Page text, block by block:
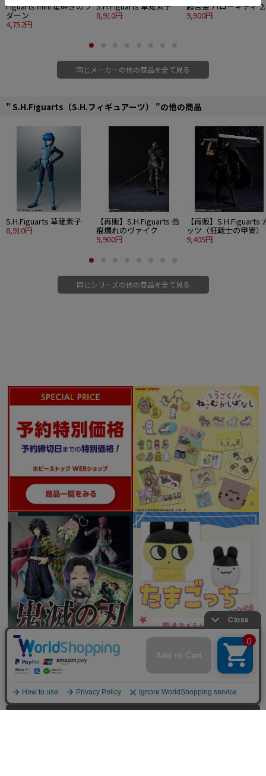
Figuarts mini 星砕きのラ
ダーン
4,752円
S.H.Figuarts 草薙素子
8,910円
超合金 ハローキティ
9,900円
同じメーカーの他の商品を全て見る
" S.H.Figuarts（S.H.フィギュアーツ） "の他の商品
S.H.Figuarts 草薙素子
8,910円
【再販】S.H.Figuarts 指
痕爛れのヴァイク
9,900円
【再販】S.H.Figuarts
ッツ（狂戦士の甲冑）
9,405円
同じシリーズの他の商品を全て見る